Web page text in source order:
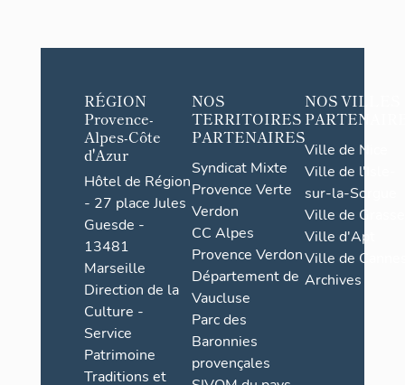
RÉGION
Provence-
Alpes-Côte
d'Azur
Hôtel de Région
- 27 place Jules
Guesde -
13481
Marseille
Direction de la
Culture -
Service
Patrimoine
Traditions et
NOS
TERRITOIRES
PARTENAIRES
Syndicat Mixte
Provence Verte
Verdon
CC Alpes
Provence Verdon
Département de
Vaucluse
Parc des
Baronnies
provençales
NOS VILLES
Ville de Nice
Ville de l'Isle-
sur-la-Sorgue
Ville de Grasse
Ville d'Apt
Ville de
Archives